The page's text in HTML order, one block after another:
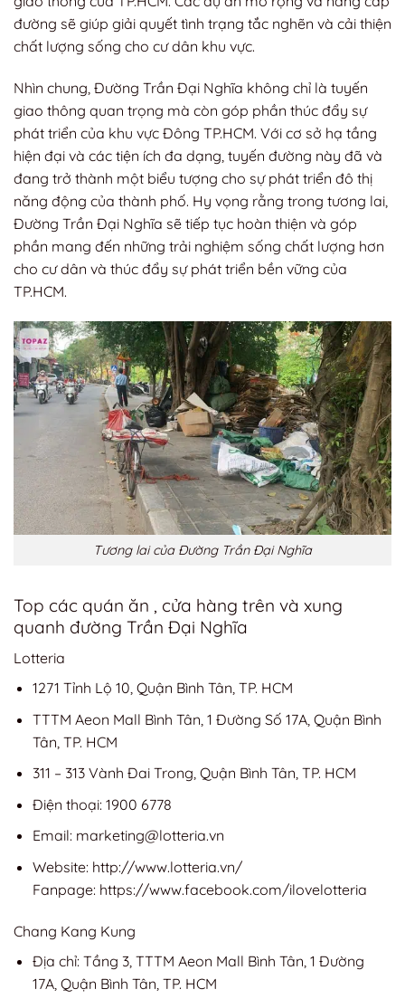
đường sẽ giúp giải quyết tình trạng tắc nghẽn và cải thiện
chất lượng sống cho cư dân khu vực.
Nhìn chung, Đường Trần Đại Nghĩa không chỉ là tuyến
giao thông quan trọng mà còn góp phần thúc đẩy sự
phát triển của khu vực Đông TP.HCM. Với cơ sở hạ tầng
hiện đại và các tiện ích đa dạng, tuyến đường này đã và
đang trở thành một biểu tượng cho sự phát triển đô thị
năng động của thành phố. Hy vọng rằng trong tương lai,
Đường Trần Đại Nghĩa sẽ tiếp tục hoàn thiện và góp
phần mang đến những trải nghiệm sống chất lượng hơn
cho cư dân và thúc đẩy sự phát triển bền vững của
TP.HCM.
Tương lai của Đường Trần Đại Nghĩa
Top các quán ăn , cửa hàng trên và xung
quanh đường Trần Đại Nghĩa
Lotteria
1271 Tỉnh Lộ 10, Quận Bình Tân, TP. HCM
TTTM Aeon Mall Bình Tân, 1 Đường Số 17A, Quận Bình
Tân, TP. HCM
311 – 313 Vành Đai Trong, Quận Bình Tân, TP. HCM
Điện thoại: 1900 6778
Email: marketing@lotteria.vn
Website: http://www.lotteria.vn/
Fanpage: https://www.facebook.com/ilovelotteria
Chang Kang Kung
Địa chỉ: Tầng 3, TTTM Aeon Mall Bình Tân, 1 Đường
17A, Quận Bình Tân, TP. HCM